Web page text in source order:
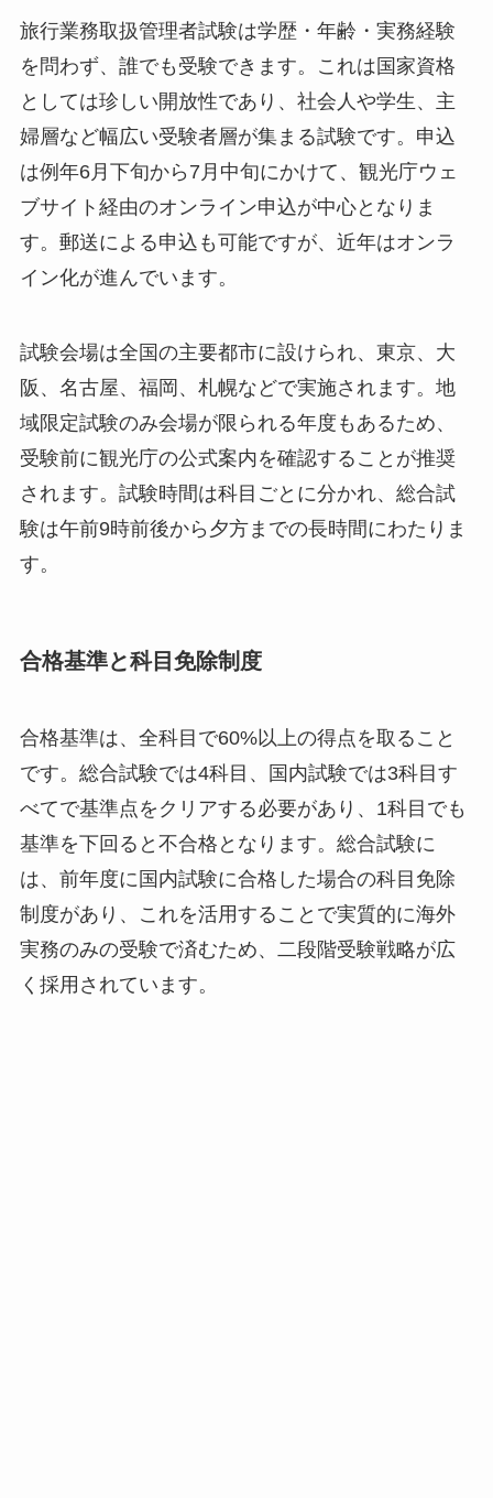
旅行業務取扱管理者試験は学歴・年齢・実務経験
を問わず、誰でも受験できます。これは国家資格
としては珍しい開放性であり、社会人や学生、主
婦層など幅広い受験者層が集まる試験です。申込
は例年6月下旬から7月中旬にかけて、観光庁ウェ
ブサイト経由のオンライン申込が中心となりま
す。郵送による申込も可能ですが、近年はオンラ
イン化が進んでいます。
試験会場は全国の主要都市に設けられ、東京、大
阪、名古屋、福岡、札幌などで実施されます。地
域限定試験のみ会場が限られる年度もあるため、
受験前に観光庁の公式案内を確認することが推奨
されます。試験時間は科目ごとに分かれ、総合試
験は午前9時前後から夕方までの長時間にわたりま
す。
合格基準と科目免除制度
合格基準は、全科目で60%以上の得点を取ること
です。総合試験では4科目、国内試験では3科目す
べてで基準点をクリアする必要があり、1科目でも
基準を下回ると不合格となります。総合試験に
は、前年度に国内試験に合格した場合の科目免除
制度があり、これを活用することで実質的に海外
実務のみの受験で済むため、二段階受験戦略が広
く採用されています。